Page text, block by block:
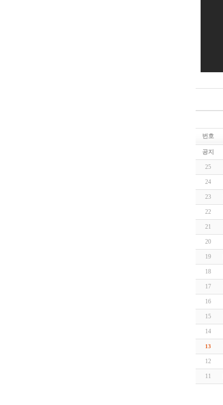
번호
공지
25
24
23
22
21
20
19
18
17
16
15
14
13
12
11